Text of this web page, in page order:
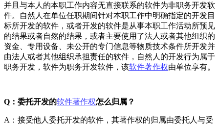
并且与本人的本职工作内容无直接联系的软件为非职务开发软
件。自然人在单位任职期间针对本职工作中明确指定的开发目
标所开发的软件，或者开发的软件是从事本职工作活动所预见
的结果或者自然的结果，或者主要使用了法人或者其他组织的
资金、专用设备、未公开的专门信息等物质技术条件所开发并
由法人或者其他组织承担责任的软件，自然人的开发行为属于
职务开发，软件为职务开发软件，该软件著作权由单位享有。
Q：委托开发的软件著作权怎么归属？
A：接受他人委托开发的软件，其著作权的归属由委托人与受